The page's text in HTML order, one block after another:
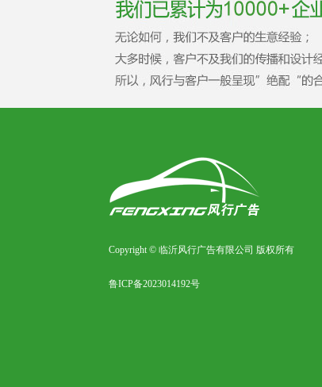
Copyright © 临沂风行广告有限公司 版权所有
鲁ICP备2023014192号